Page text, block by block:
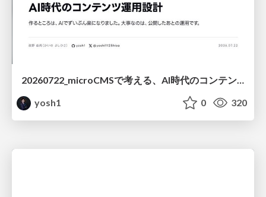
20260722_microCMSで考える、AI時代のコンテンツ運用設計
yosh1
0 320